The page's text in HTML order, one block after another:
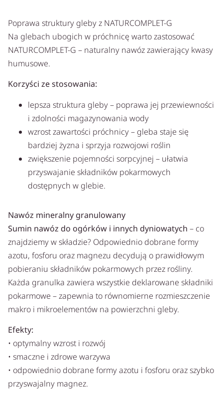
Poprawa struktury gleby z NATURCOMPLET-G
Na glebach ubogich w próchnicę warto zastosować
NATURCOMPLET-G – naturalny nawóz zawierający kwasy
humusowe.
Korzyści ze stosowania:
lepsza struktura gleby – poprawa jej przewiewności
i zdolności magazynowania wody
wzrost zawartości próchnicy – gleba staje się
bardziej żyzna i sprzyja rozwojowi roślin
zwiększenie pojemności sorpcyjnej – ułatwia
przyswajanie składników pokarmowych
dostępnych w glebie.
Nawóz mineralny granulowany
Sumin nawóz do ogórków i innych dyniowatych – co
znajdziemy w składzie? Odpowiednio dobrane formy
azotu, fosforu oraz magnezu decydują o prawidłowym
pobieraniu składników pokarmowych przez rośliny.
Każda granulka zawiera wszystkie deklarowane składniki
pokarmowe – zapewnia to równomierne rozmieszczenie
makro i mikroelementów na powierzchni gleby.
Efekty:
• optymalny wzrost i rozwój
• smaczne i zdrowe warzywa
• odpowiednio dobrane formy azotu i fosforu oraz szybko
przyswajalny magnez.